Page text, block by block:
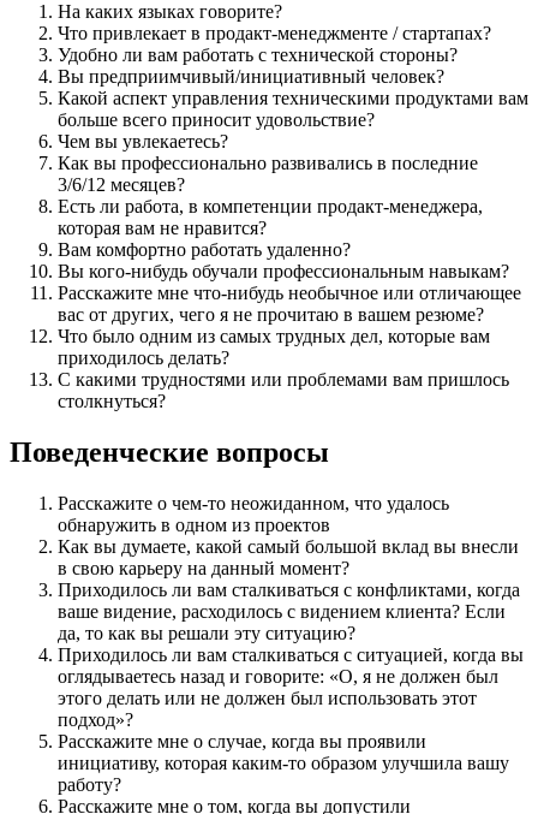
На каких языках говорите?
Что привлекает в продакт-менеджменте / стартапах?
Удобно ли вам работать с технической стороны?
Вы предприимчивый/инициативный человек?
Какой аспект управления техническими продуктами вам
больше всего приносит удовольствие?
Чем вы увлекаетесь?
Как вы профессионально развивались в последние
3/6/12 месяцев?
Есть ли работа, в компетенции продакт-менеджера,
которая вам не нравится?
Вам комфортно работать удаленно?
Вы кого-нибудь обучали профессиональным навыкам?
Расскажите мне что-нибудь необычное или отличающее
вас от других, чего я не прочитаю в вашем резюме?
Что было одним из самых трудных дел, которые вам
приходилось делать?
С какими трудностями или проблемами вам пришлось
столкнуться?
Поведенческие вопросы
Расскажите о чем-то неожиданном, что удалось
обнаружить в одном из проектов
Как вы думаете, какой самый большой вклад вы внесли
в свою карьеру на данный момент?
Приходилось ли вам сталкиваться с конфликтами, когда
ваше видение, расходилось с видением клиента? Если
да, то как вы решали эту ситуацию?
Приходилось ли вам сталкиваться с ситуацией, когда вы
оглядываетесь назад и говорите: «О, я не должен был
этого делать или не должен был использовать этот
подход»?
Расскажите мне о случае, когда вы проявили
инициативу, которая каким-то образом улучшила вашу
работу?
Расскажите мне о том, когда вы допустили